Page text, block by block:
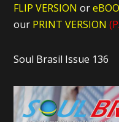
FLIP VERSION or
our PRINT VERSION
Soul Brasil Issue 136